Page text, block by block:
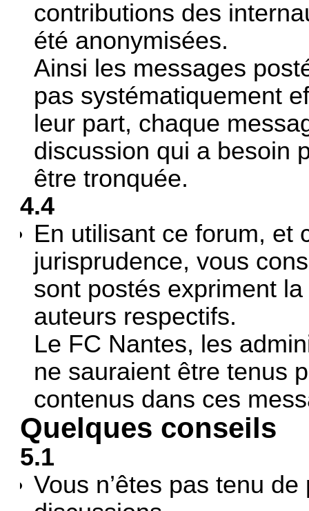
contributions des
été anonymisées.
Ainsi les messages
pas systématiquement
leur part, chaque
discussion qui a besoin
être tronquée.
4.4
En utilisant ce forum, et
jurisprudence, vous
sont postés expriment
auteurs respectifs.
Le FC Nantes, les
ne sauraient être tenus
contenus dans ces
Quelques conseils
5.1
Vous n’êtes pas tenu